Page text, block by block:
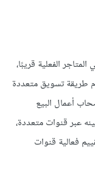
الفعلية قريبًا،
طريقة تسويق متعددة
أعمال البيع
عبر قنوات متعددة،
فعالية قنوات